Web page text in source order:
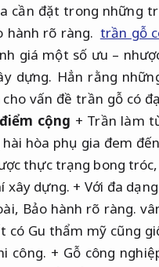
cần đặt trong những
hành rõ ràng. trần gỗ
giá một số ưu –
dựng. Hẳn rằng
cho vấn đề trần gỗ có
điểm cộng + Trần làm
hài hòa phụ gia đem
thực trạng bong tróc,
xây dựng. + Với đa
Bảo hành rõ ràng.
có Gu thẩm mỹ cũng
công. + Gỗ công